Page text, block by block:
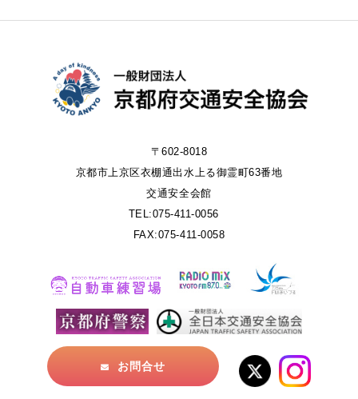
〒602-8018
京都市上京区衣棚通出水上る御霊町63番地
交通安全会館
TEL:075-411-0056
FAX:075-411-0058
お問合せ